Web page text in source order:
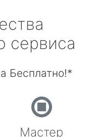
сервиса
Бесплатно!*
Мастер